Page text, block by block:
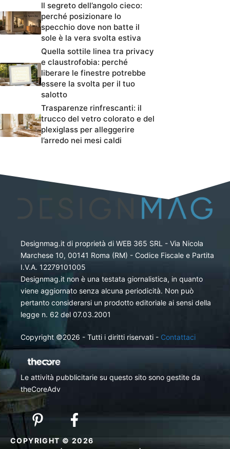
Il segreto dell’angolo cieco:
perché posizionare lo
specchio dove non batte il
sole è la vera svolta estiva
Quella sottile linea tra privacy
e claustrofobia: perché
liberare le finestre potrebbe
essere la svolta per il tuo
salotto
Trasparenze rinfrescanti: il
trucco del vetro colorato e del
plexiglass per alleggerire
l’arredo nei mesi caldi
Designmag.it di proprietà di WEB 365 SRL - Via Nicola
Marchese 10, 00141 Roma (RM) - Codice Fiscale e Partita
I.V.A. 12279101005
Designmag.it non è una testata giornalistica, in quanto
viene aggiornato senza alcuna periodicità. Non può
pertanto considerarsi un prodotto editoriale ai sensi della
legge n. 62 del 07.03.2001
Copyright ©2026 - Tutti i diritti riservati - Contattaci
Le attività pubblicitarie su questo sito sono gestite da
theCoreAdv
COPYRIGHT © 2026